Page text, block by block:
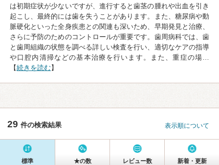
は初期症状が少ないですが、進行すると歯茎の腫れや出血を引き
起こし、最終的には歯を失うことがあります。また、糖尿病や動
脈硬化といった全身疾患との関連も深いため、早期発見と治療、
さらに予防のためのコントロールが重要です。歯周病科では、歯
と歯周組織の状態を調べる詳しい検査を行い、適切なケアの指導
や口腔内清掃などの基本治療を行います。また、重症の場…
【続きを読む】
29 件の検索結果 表示順について
標準 ★の数 レビュー数 新着・更新